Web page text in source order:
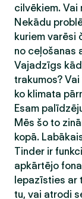
cilvēkiem. Vai
Nekādu
kuriem varēsi
no ceļošanas
Vajadzīgs
trakumos?
ko klimata
Esam
Mēs šo to
kopā.
Tinder ir
apkārtējo
Iepazīsties
tu, vai atrodi